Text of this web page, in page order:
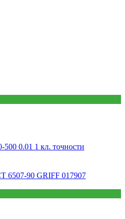
0.01 1 кл. точности